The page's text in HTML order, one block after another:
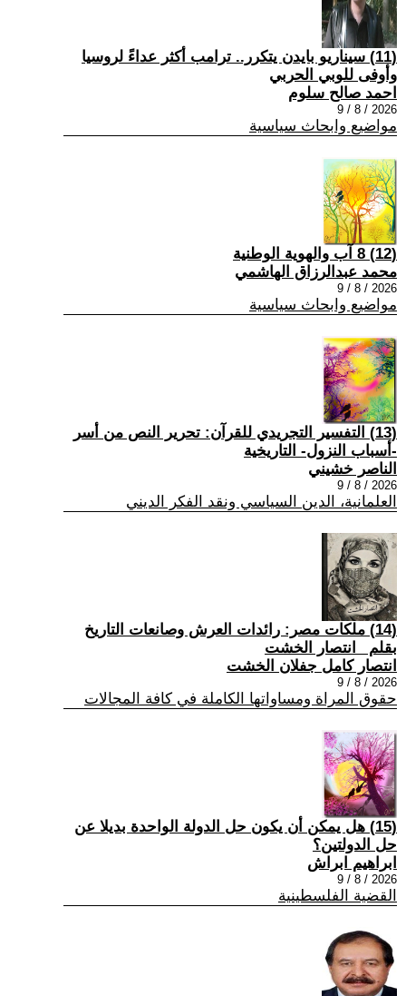
(11) سيناريو بايدن يتكرر.. ترامب أكثر عداءً لروسيا
وأوفى للوبي الحربي
احمد صالح سلوم
2026 / 8 / 9
مواضيع وابحاث سياسية
(12) 8 آب والهوية الوطنية
محمد عبدالرزاق الهاشمي
2026 / 8 / 9
مواضيع وابحاث سياسية
(13) التفسير التجريدي للقرآن: تحرير النص من أسر
-أسباب النزول- التاريخية
الناصر خشيني
2026 / 8 / 9
العلمانية، الدين السياسي ونقد الفكر الديني
(14) ملكات مصر: رائدات العرش وصانعات التاريخ
بقلم _انتصار الخشت
انتصار كامل جفلان الخشت
2026 / 8 / 9
حقوق المراة ومساواتها الكاملة في كافة المجالات
(15) هل يمكن أن يكون حل الدولة الواحدة بديلا عن
حل الدولتين؟
ابراهيم ابراش
2026 / 8 / 9
القضية الفلسطينية